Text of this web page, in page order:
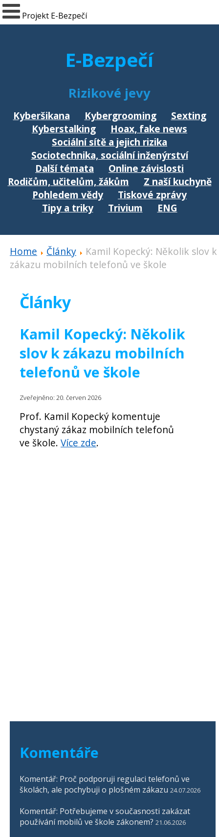
Projekt E-Bezpečí
E-Bezpečí
Rizikové jevy
Kyberšikana Kybergrooming
Sexting
Kyberstalking
Hoax, fake news
Sociální sítě a jejich rizika
Sociotechnika, sociální inženýrství
Další témata
Online závislosti
Rodičům, učitelům, žákům
Z naší kuchyně
Pohledem vědy
Tiskové zprávy
Tipy a triky
Trivium ENG
Home Články
Kamil Kopecký: Několik slov k
zákazu mobilních telefonů ve škole
Články
Kamil Kopecký: Několik
slov k zákazu mobilních
telefonů ve škole
Zveřejněno: 20. červen 2026
Prof. Kamil Kopecký komentuje
chystaný zákaz mobilních telefonů
ve škole. Více zde.
Komentáře
Komentář: Proč podporuji regulaci telefonů ve
školách, ale pochybuji o plošném zákazu 24.07.2026
Komentář: Potřebujeme v současnosti zakázat
používání mobilů ve škole zákonem? 21.06.2026